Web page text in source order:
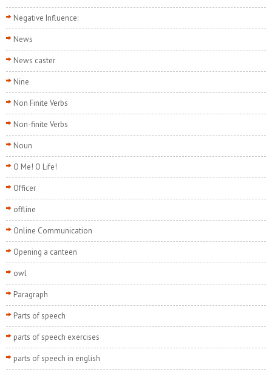
Negative Influence:
News
News caster
Nine
Non Finite Verbs
Non-finite Verbs
Noun
O Me! O Life!
Officer
offline
Online Communication
Opening a canteen
owl
Paragraph
Parts of speech
parts of speech exercises
parts of speech in english